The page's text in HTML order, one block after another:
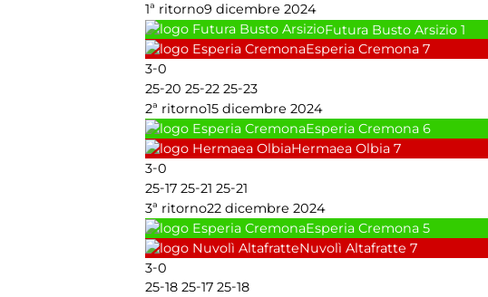
1ª ritorno9 dicembre 2024
Futura Busto Arsizio 1
Esperia Cremona 7
3-0
25-20 25-22 25-23
2ª ritorno15 dicembre 2024
Esperia Cremona 6
Hermaea Olbia 7
3-0
25-17 25-21 25-21
3ª ritorno22 dicembre 2024
Esperia Cremona 5
Nuvolì Altafratte 7
3-0
25-18 25-17 25-18